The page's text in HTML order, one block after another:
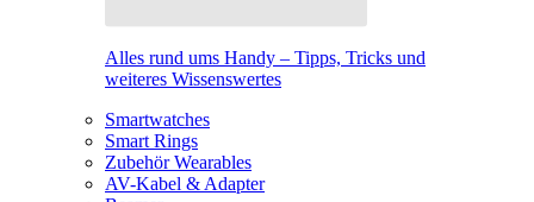
Alles rund ums Handy – Tipps, Tricks und
weiteres Wissenswertes
Smartwatches
Smart Rings
Zubehör Wearables
AV-Kabel & Adapter